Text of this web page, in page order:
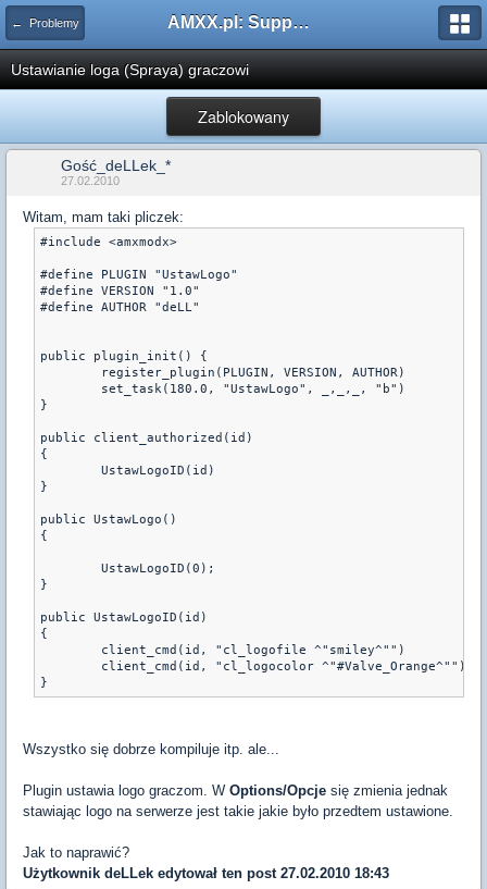
← Problemy AMXX.pl: Support AMX Mod X i SourceMod
Ustawianie loga (Spraya) graczowi
Zablokowany
Gość_deLLek_*
27.02.2010
Witam, mam taki pliczek:
#include <amxmodx>
#define PLUGIN "UstawLogo"
#define VERSION "1.0"
#define AUTHOR "deLL"
public plugin_init() {
	register_plugin(PLUGIN, VERSION, AUTHOR)
	set_task(180.0, "UstawLogo", _,_,_, "b")
}
public client_authorized(id)
{
	UstawLogoID(id)
}
public UstawLogo()
{
	UstawLogoID(0);
}
public UstawLogoID(id)
{
	client_cmd(id, "cl_logofile ^"smiley^"")
	client_cmd(id, "cl_logocolor ^"#Valve_Orange^"")
Wszystko się dobrze kompiluje itp. ale...
Plugin ustawia logo graczom. W Options/Opcje się zmienia jednak
stawiając logo na serwerze jest takie jakie było przedtem ustawione.
Jak to naprawić?
Użytkownik deLLek edytował ten post 27.02.2010 18:43